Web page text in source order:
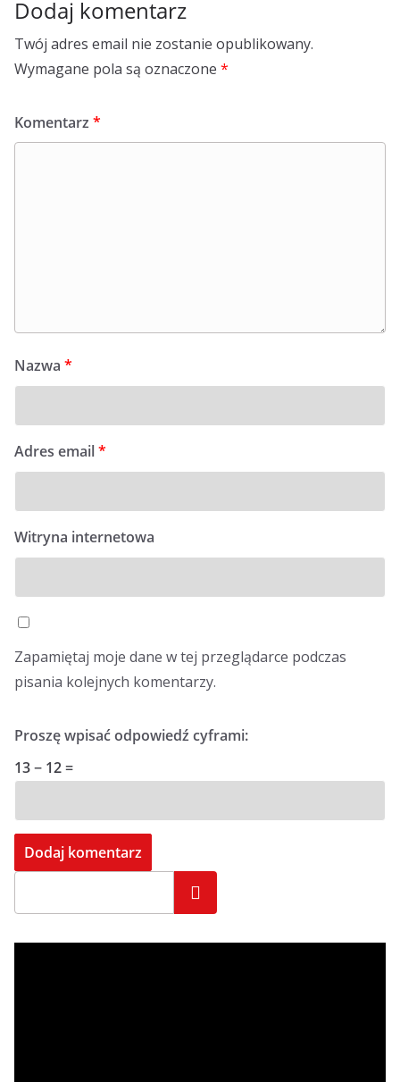
Dodaj komentarz
Twój adres email nie zostanie opublikowany.
Wymagane pola są oznaczone *
Komentarz *
Nazwa *
Adres email*
Witryna internetowa
Zapamiętaj moje dane w tej przeglądarce podczas
pisania kolejnych komentarzy.
Proszę wpisać odpowiedź cyframi:
13 − 12 =
Szukaj